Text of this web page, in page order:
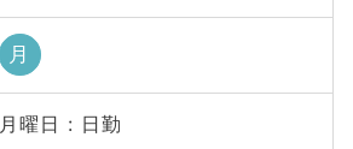
月
月曜日 : 日勤